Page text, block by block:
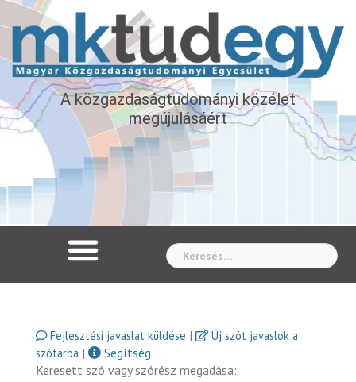
A közgazdaságtudományi közélet
megújulásáért
Fejlesztési javaslat küldése |
Új szót javaslok a
szótárba |
Segítség
Keresett szó vagy szórész megadása: